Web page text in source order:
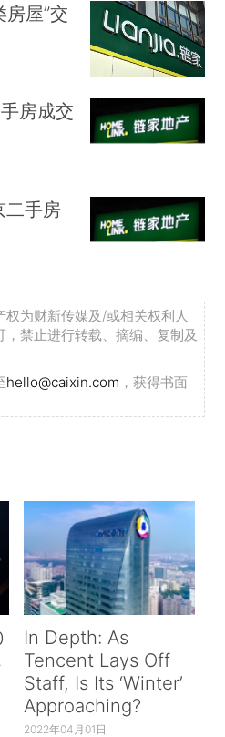
屋”交
房成交
二手房
为财新传媒及/或相关权利人
禁止进行转载、摘编、复制及
hello@caixin.com ，获得书面
In Depth: As
Tencent Lays Off
Staff, Is Its ‘Winter’
Approaching?
2022年04月01日